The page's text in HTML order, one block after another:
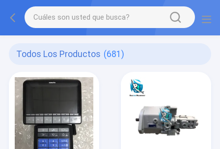
Todos Los Productos (681)